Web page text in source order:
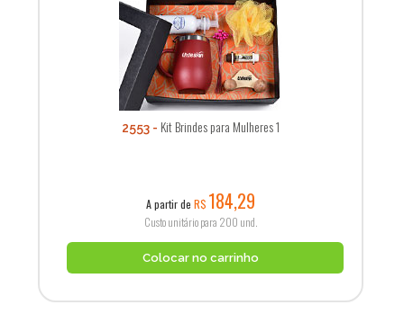
2553 Kit Brindes para Mulheres 1
A partir de R$ 184,29
Custo unitário para 200 und.
Colocar no carrinho